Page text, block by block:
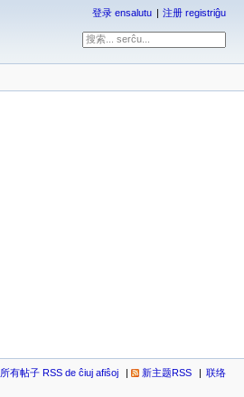
登录 ensalutu 注册 registriĝu
所有帖子 RSS de ĉiuj afiŝoj 新主题RSS 联络